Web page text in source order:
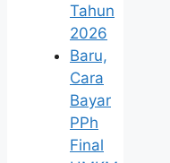
Tahun
2026
Baru,
Cara
Bayar
PPh
Final